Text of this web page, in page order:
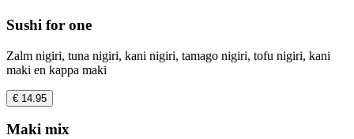
Sushi for one
Zalm nigiri, tuna nigiri, kani nigiri, tamago nigiri, tofu nigiri, kani
maki en kappa maki
€ 14.95
Maki mix